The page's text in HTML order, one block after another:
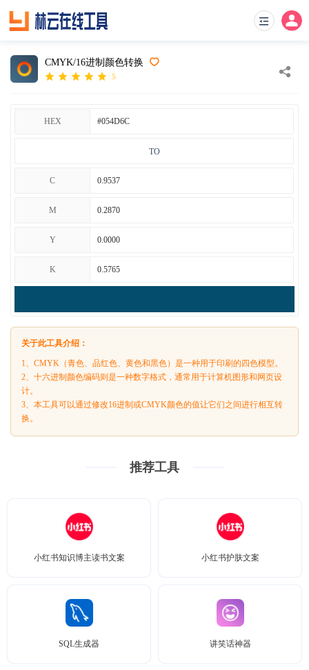
CMYK/16进制颜色转换
5
HEX
TO
C
M
Y
K
关于此工具介绍：
1、CMYK（青色、品红色、黄色和黑色）是一种用于印刷的四色模型。
2、十六进制颜色编码则是一种数字格式，通常用于计算机图形和网页设
计。
3、本工具可以通过修改16进制或CMYK颜色的值让它们之间进行相互转
换。
推荐工具
小红书知识博主读书文案 小红书护肤文案
SQL生成器 讲笑话神器